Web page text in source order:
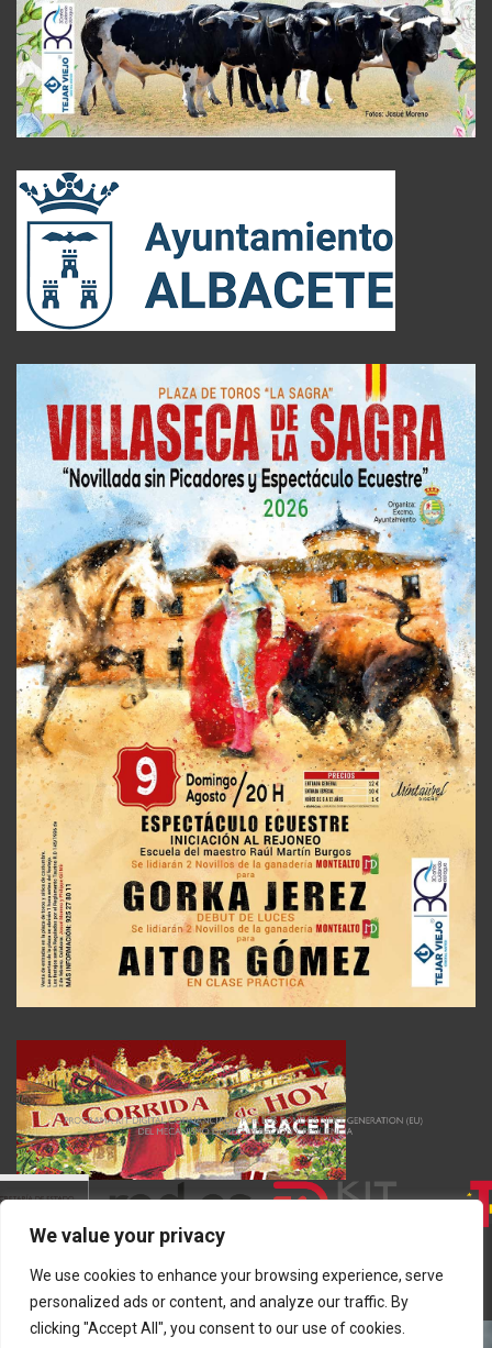
We value your privacy
We use cookies to enhance your browsing experience, serve
personalized ads or content, and analyze our traffic. By
clicking "Accept All", you consent to our use of cookies.